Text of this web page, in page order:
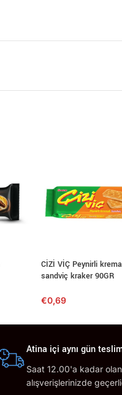
CİZİ VİÇ Peynirli
sandviç kraker 90GR
€0,69
Atina içi aynı gün
Saat 12.00'a kadar olan
alışverişlerinizde